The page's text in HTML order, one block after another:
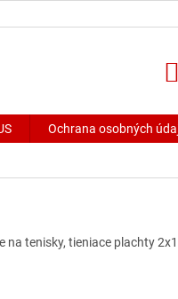
Ochrana osobných
na tenisky, tieniace plachty